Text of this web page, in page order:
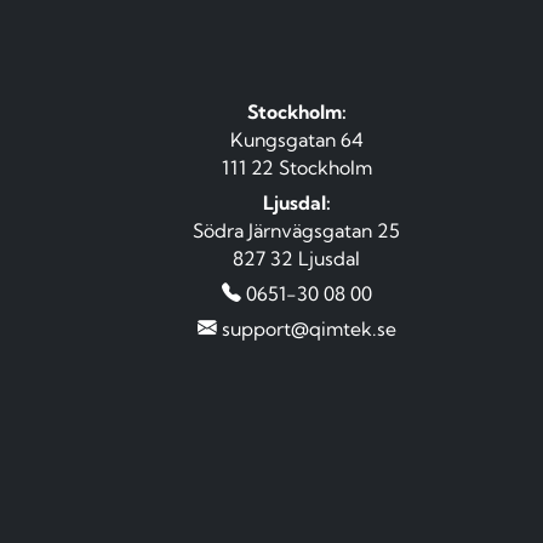
Stockholm:
Kungsgatan 64
111 22 Stockholm
Ljusdal:
Södra Järnvägsgatan 25
827 32 Ljusdal
0651-30 08 00
support@qimtek.se